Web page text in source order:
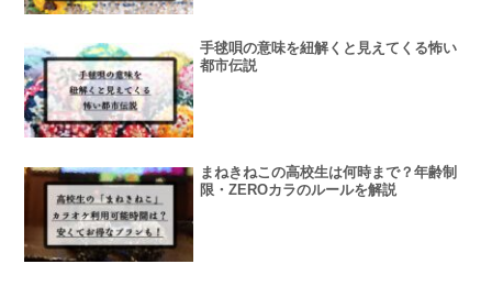
手毬唄の意味を紐解くと見えてくる怖い
都市伝説
まねきねこの高校生は何時まで？年齢制
限・ZEROカラのルールを解説